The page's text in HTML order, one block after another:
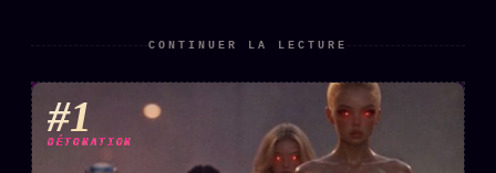
Who is who
Qui baise qui
CONTINUER LA LECTURE
#1
DÉTONATION